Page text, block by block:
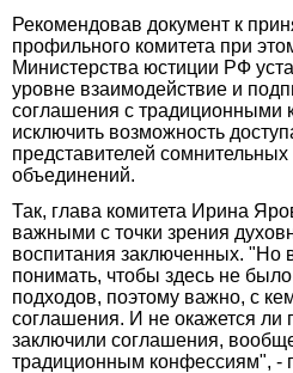
Рекомендовав документ к
профильного комитета при
Министерства юстиции РФ
уровне взаимодействие и
соглашения с традиционными
исключить возможность
представителей
объединений.
Так, глава комитета Ирина
важными с точки зрения
воспитания заключенных. "Но
понимать, чтобы здесь не
подходов, поэтому важно, с
соглашения. И не окажется ли
заключили соглашения,
традиционным конфессиям", -